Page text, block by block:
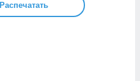
Распечатать